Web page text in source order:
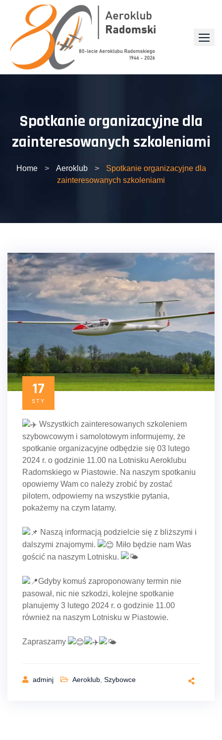
Spotkanie organizacyjne dla
zainteresowanych szkoleniami
Home > Aeroklub >
Spotkanie organizacyjne dla
zainteresowanych szkoleniami
17
STY
Wszystkich zainteresowanych szkoleniem
szybowcowym i samolotowym informujemy, że
spotkanie organizacyjne odbędzie się 03 lutego
2024 r. o godzinie 11.00 na Lotnisku Aeroklubu
Radomskiego w Piastowie. Na naszym spotkaniu
opowiemy Wam co należy zrobić by zostać
pilotem, odpowiemy na wszystkie pytania,
pokażemy na czym latamy.
Naszą informacją podzielcie się z bliższymi i
dalszymi znajomymi.
Miło będzie nam Was
gościć na naszym Lotnisku.
Gdyby komuś zaproponowany termin nie
pasował, nic nie szkodzi, kolejne spotkanie
planujemy 3 lutego 2024 r. o godzinie 11.00
również na naszym Lotnisku w Piastowie.
Zapraszamy
adminj Aeroklub Szybowce